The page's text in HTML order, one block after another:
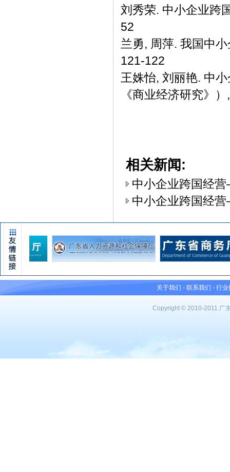
刘秀荣. 中小企业跨
52
兰勇, 周萍. 我国中
121-122
王姝怡, 刘丽艳. 中
《商业经济研究》
相关新闻:
中小企业跨国经
中小企业跨国经
关于我们 - 联系我们 - 行业
Copyright © 2010-2011 广